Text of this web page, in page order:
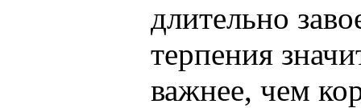
длительно
терпения
важнее, чем